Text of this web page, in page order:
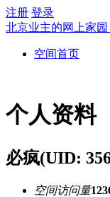
注册 登录
北京业主的网上家
空间首页
个人资料
必疯(UID:
空间访问量